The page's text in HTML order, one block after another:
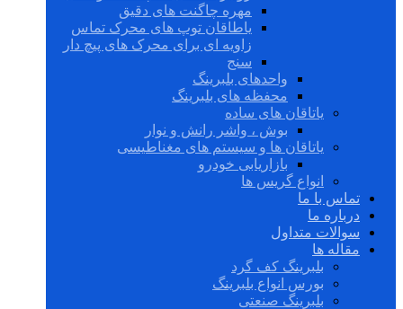
مهره چاگنت های دقیق
یاطاقان توپ های محرک تماس
زاویه ای برای محرک های پیچ دار
سنج
واحدهای بلبرینگ
محفظه های بلبرینگ
یاتاقان های ساده
بوش ، واشر رانش و نوار
یاتاقان ها و سیستم های مغناطیسی
بازاریابی خودرو
انواع گریس ها
تماس با ما
درباره ما
سوالات متداول
مقاله ها
بلبرینگ کف گرد
بورس انواع بلبرینگ
بلبرینگ صنعتی